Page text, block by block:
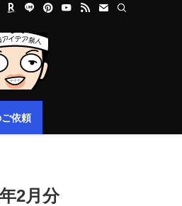
依頼
2月分